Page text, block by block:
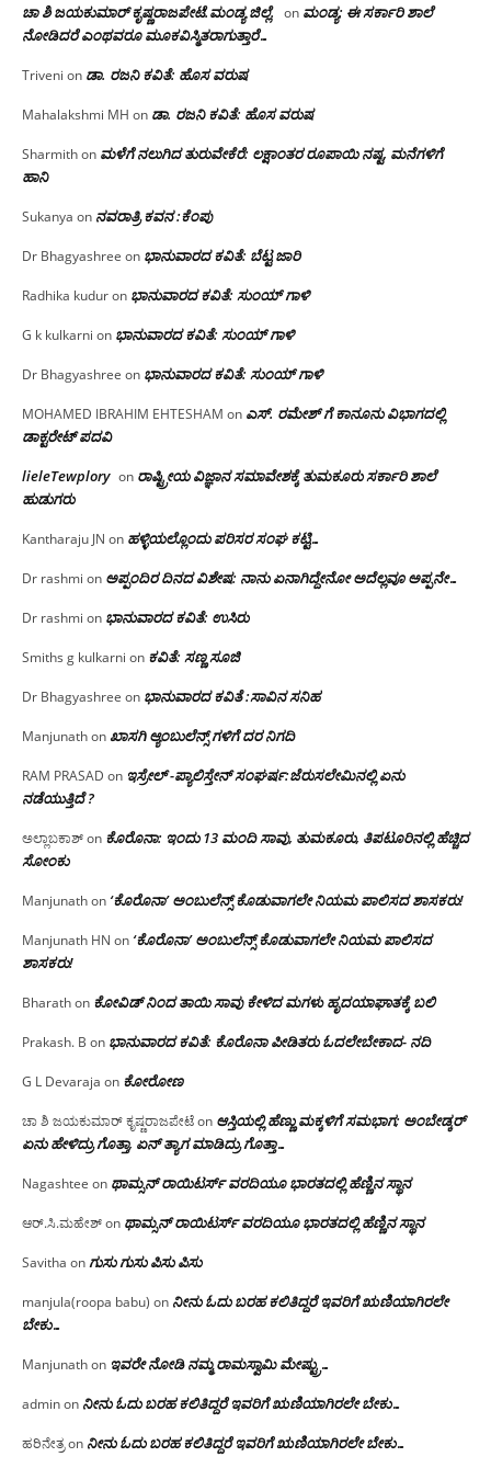
ಚಾ ಶಿ ಜಯಕುಮಾರ್ ಕೃಷ್ಣರಾಜಪೇಟೆ.ಮಂಡ್ಯ ಜಿಲ್ಲೆ. on ಮಂಡ್ಯ: ಈ ಸರ್ಕಾರಿ ಶಾಲೆ
ನೋಡಿದರೆ ಎಂಥವರೂ ಮೂಕವಿಸ್ಮಿತರಾಗುತ್ತಾರೆ…
Triveni on ಡಾ. ರಜನಿ ಕವಿತೆ: ಹೊಸ ವರುಷ
Mahalakshmi MH on ಡಾ. ರಜನಿ ಕವಿತೆ: ಹೊಸ ವರುಷ
Sharmithon ಮಳೆಗೆ ನಲುಗಿದ ತುರುವೇಕೆರೆ: ಲಕ್ಷಾಂತರ ರೂಪಾಯಿ ನಷ್ಟ, ಮನೆಗಳಿಗೆ
ಹಾನಿ
Sukanya on ನವರಾತ್ರಿ ಕವನ :ಕೆಂಪು
Dr Bhagyashree on ಭಾನುವಾರದ ಕವಿತೆ: ಬೆಟ್ಟ ಜಾರಿ
Radhika kuduron ಭಾನುವಾರದ ಕವಿತೆ: ಸುಂಯ್ ಗಾಳಿ
G k kulkarni on ಭಾನುವಾರದ ಕವಿತೆ: ಸುಂಯ್ ಗಾಳಿ
Dr Bhagyashree on ಭಾನುವಾರದ ಕವಿತೆ: ಸುಂಯ್ ಗಾಳಿ
MOHAMED IBRAHIM EHTESHAM on ಎಸ್. ರಮೇಶ್ ಗೆ ಕಾನೂನು ವಿಭಾಗದಲ್ಲಿ
ಡಾಕ್ಟರೇಟ್ ಪದವಿ
lieleTewplory on ರಾಷ್ಟ್ರೀಯ ವಿಜ್ಞಾನ ಸಮಾವೇಶಕ್ಕೆ‌ ತುಮಕೂರು ಸರ್ಕಾರಿ ಶಾಲೆ
ಹುಡುಗರು
Kantharaju JN on ಹಳ್ಳಿಯಲ್ಲೊಂದು ಪರಿಸರ ಸಂಘ ಕಟ್ಟಿ…
Dr rashmi on ಅಪ್ಪಂದಿರ ದಿನದ ವಿಶೇಷ: ನಾನು ಏನಾಗಿದ್ದೇನೋ‌ ಅದೆಲ್ಲವೂ ಅಪ್ಪನೇ…
Dr rashmi on ಭಾನುವಾರದ ಕವಿತೆ: ಉಸಿರು
Smiths g kulkarni on ಕವಿತೆ: ಸಣ್ಣ ಸೂಜಿ
Dr Bhagyashree on ಭಾನುವಾರದ ಕವಿತೆ :ಸಾವಿನ ಸನಿಹ
Manjunathonಖಾಸಗಿ ಆ್ಯಂಬುಲೆನ್ಸ್ ಗಳಿಗೆ ದರ ನಿಗದಿ
RAM PRASAD on ಇಸ್ರೇಲ್ -ಪ್ಯಾಲಿಸ್ತೇನ್ ಸಂಘರ್ಷ:ಜೆರುಸಲೇಮಿನಲ್ಲಿ ಏನು
ನಡೆಯುತ್ತಿದೆ ?
ಅಲ್ಲಾಬಕಾಶ್on ಕೊರೊನಾ: ಇಂದು 13 ಮಂದಿ ಸಾವು, ತುಮಕೂರು, ತಿಪಟೂರಿನಲ್ಲಿ ಹೆಚ್ಚಿದ
ಸೋಂಕು
Manjunathon ‘ಕೊರೊನಾ’ ಅಂಬುಲೆನ್ಸ್ ಕೊಡುವಾಗಲೇ ನಿಯಮ ಪಾಲಿಸದ ಶಾಸಕರು!
Manjunath HN on ‘ಕೊರೊನಾ’ ಅಂಬುಲೆನ್ಸ್ ಕೊಡುವಾಗಲೇ ನಿಯಮ ಪಾಲಿಸದ
ಶಾಸಕರು!
Bharathon ಕೋವಿಡ್ ನಿಂದ ತಾಯಿ ಸಾವು ಕೇಳಿದ ಮಗಳು ಹೃದಯಾಘಾತಕ್ಕೆ ಬಲಿ
Prakash. B on ಭಾನುವಾರದ ಕವಿತೆ: ಕೊರೊನಾ ಪೀಡಿತರು ಓದಲೇಬೇಕಾದ- ನದಿ
G L Devaraja on ಕೋರೋಣ
ಚಾ ಶಿ ಜಯಕುಮಾರ್ ಕೃಷ್ಣರಾಜಪೇಟೆon ಆಸ್ತಿಯಲ್ಲಿ ಹೆಣ್ಣು ಮಕ್ಕಳಿಗೆ ಸಮಭಾಗ; ಅಂಬೇಡ್ಕರ್
ಏನು ಹೇಳಿದ್ರು ಗೊತ್ತಾ, ಏನ್ ತ್ಯಾಗ ಮಾಡಿದ್ರು ಗೊತ್ತಾ…
Nagashtee on ಥಾಮ್ಸನ್ ರಾಯಿಟರ್ಸ್ ವರದಿಯೂ ಭಾರತದಲ್ಲಿ ಹೆಣ್ಣಿನ ಸ್ಥಾನ‌
ಆರ್.ಸಿ.ಮಹೇಶ್on ಥಾಮ್ಸನ್ ರಾಯಿಟರ್ಸ್ ವರದಿಯೂ ಭಾರತದಲ್ಲಿ ಹೆಣ್ಣಿನ ಸ್ಥಾನ‌
Savitha onಗುಸು ಗುಸು ಪಿಸು ಪಿಸು
manjula(roopa babu) on ನೀನು ಓದು ಬರಹ ಕಲಿತಿದ್ದರೆ ಇವರಿಗೆ ಋಣಿಯಾಗಿರಲೇ
ಬೇಕು…
Manjunathon ಇವರೇ‌ ನೋಡಿ‌ ನಮ್ಮ‌ ರಾಮಸ್ವಾಮಿ ಮೇಷ್ಟ್ರು…
adminon ನೀನು ಓದು ಬರಹ ಕಲಿತಿದ್ದರೆ ಇವರಿಗೆ ಋಣಿಯಾಗಿರಲೇ ಬೇಕು…
ಹರಿನೇತ್ರon ನೀನು ಓದು ಬರಹ ಕಲಿತಿದ್ದರೆ ಇವರಿಗೆ ಋಣಿಯಾಗಿರಲೇ ಬೇಕು…